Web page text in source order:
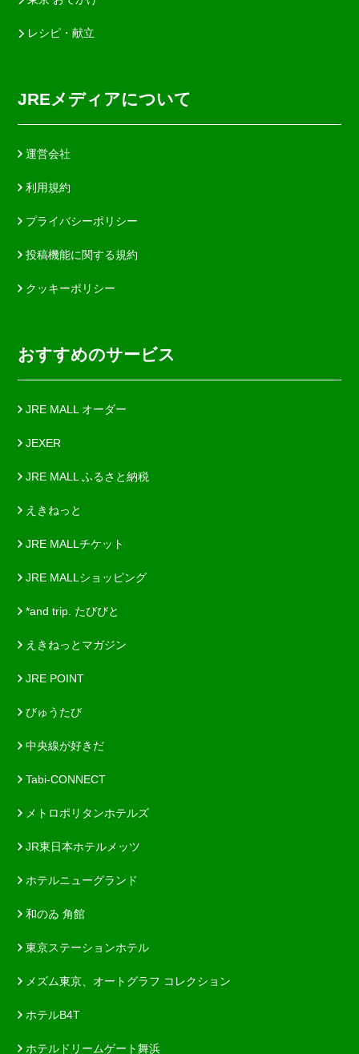
レシピ・献立
JREメディアについて
運営会社
利用規約
プライバシーポリシー
投稿機能に関する規約
クッキーポリシー
おすすめのサービス
JRE MALL オーダー
JEXER
JRE MALL ふるさと納税
えきねっと
JRE MALLチケット
JRE MALLショッピング
*and trip. たびびと
えきねっとマガジン
JRE POINT
びゅうたび
中央線が好きだ
Tabi-CONNECT
メトロポリタンホテルズ
JR東日本ホテルメッツ
ホテルニューグランド
和のゐ 角館
東京ステーションホテル
メズム東京、オートグラフ コレクション
ホテルB4T
ホテルドリームゲート舞浜